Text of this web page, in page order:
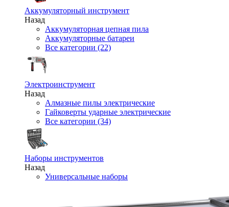
Аккумуляторный инструмент
Назад
Аккумуляторная цепная пила
Аккумуляторные батареи
Все категории (22)
Электроинструмент
Назад
Алмазные пилы электрические
Гайковерты ударные электрические
Все категории (34)
Наборы инструментов
Назад
Универсальные наборы